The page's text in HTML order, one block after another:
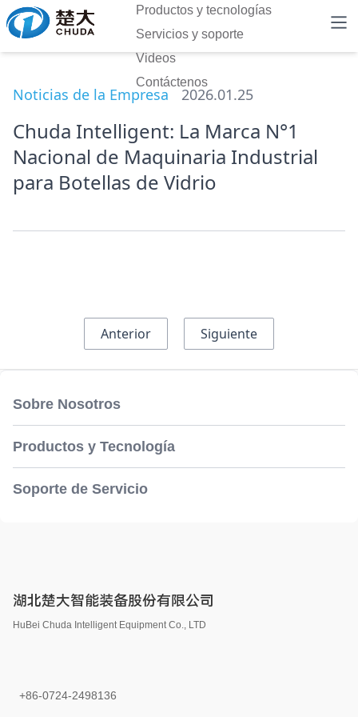
Productos y tecnologías
Servicios y soporte
Videos
Contáctenos
Chuda Intelligent: La Marca N°1
Nacional de Maquinaria Industrial
para Botellas de Vidrio
Noticias de la Empresa 2026.01.25
Anterior Siguiente
Sobre Nosotros
Productos y Tecnología
Soporte de Servicio
湖北楚大智能装备股份有限公司
HuBei Chuda Intelligent Equipment Co., LTD
+86-0724-2498136